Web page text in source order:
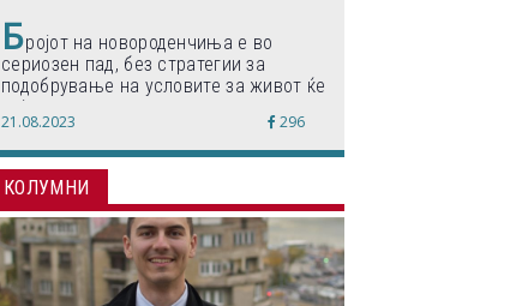
Бројот на новороденчиња е во
сериозен пад, без стратегии за
подобрување на условите за живот ќе
дојде до затворање на училишта,
предупредуваат експертите
21.08.2023 296
КОЛУМНИ